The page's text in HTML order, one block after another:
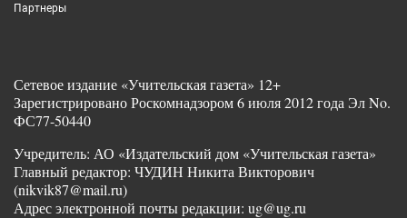
Партнеры
Сетевое издание «Учительская газета» 12+
Зарегистрировано Роскомнадзором 6 июля 2012 года Эл No.
ФС77-50440
Учредитель: АО «Издательский дом «Учительская газета»
Главный редактор: ЧУДИН Никита Викторович
(nikvik87@mail.ru)
Адрес электронной почты редакции: ug@ug.ru